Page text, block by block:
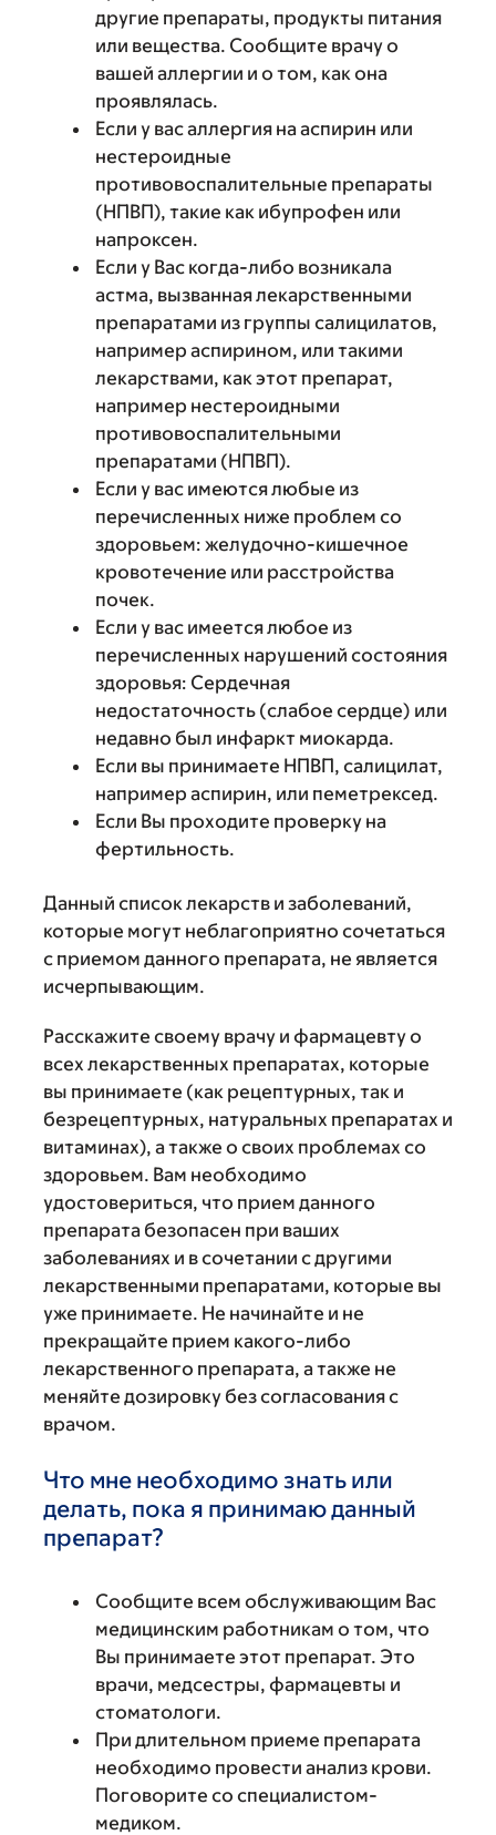
другие препараты, продукты питания
или вещества. Сообщите врачу о
вашей аллергии и о том, как она
проявлялась.
Если у вас аллергия на аспирин или
нестероидные
противовоспалительные препараты
(НПВП), такие как ибупрофен или
напроксен.
Если у Вас когда-либо возникала
астма, вызванная лекарственными
препаратами из группы салицилатов,
например аспирином, или такими
лекарствами, как этот препарат,
например нестероидными
противовоспалительными
препаратами (НПВП).
Если у вас имеются любые из
перечисленных ниже проблем со
здоровьем: желудочно-кишечное
кровотечение или расстройства
почек.
Если у вас имеется любое из
перечисленных нарушений состояния
здоровья: Сердечная
недостаточность (слабое сердце) или
недавно был инфаркт миокарда.
Если вы принимаете НПВП, салицилат,
например аспирин, или пеметрексед.
Если Вы проходите проверку на
фертильность.
Данный список лекарств и заболеваний,
которые могут неблагоприятно сочетаться
с приемом данного препарата, не является
исчерпывающим.
Расскажите своему врачу и фармацевту о
всех лекарственных препаратах, которые
вы принимаете (как рецептурных, так и
безрецептурных, натуральных препаратах и
витаминах), а также о своих проблемах со
здоровьем. Вам необходимо
удостовериться, что прием данного
препарата безопасен при ваших
заболеваниях и в сочетании с другими
лекарственными препаратами, которые вы
уже принимаете. Не начинайте и не
прекращайте прием какого-либо
лекарственного препарата, а также не
меняйте дозировку без согласования с
врачом.
Что мне необходимо знать или
делать, пока я принимаю данный
препарат?
Сообщите всем обслуживающим Вас
медицинским работникам о том, что
Вы принимаете этот препарат. Это
врачи, медсестры, фармацевты и
стоматологи.
При длительном приеме препарата
необходимо провести анализ крови.
Поговорите со специалистом-
медиком.